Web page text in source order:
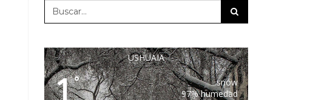
USHUAIA
1°
snow
97% humedad